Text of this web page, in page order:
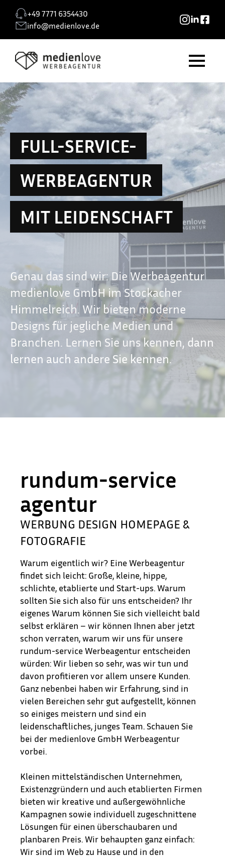
+49 7771 6354430
info@medienlove.de
FULL-SERVICE-
WERBEAGENTUR
MIT LEIDENSCHAFT
Genau das sind wir: Die Werbeagentur
medienlove GmbH im Stockacher
Himmelreich. Wir bieten moderne
Designs für jegliche Medien und
Branchen. Lernen Sie uns kennen, dann
lernen auch andere Sie kennen.
rundum-service
agentur
WERBUNG DESIGN HOMEPAGE &
FOTOGRAFIE
Warum eigentlich wir? Eine Werbeagentur
findet sich leicht: Große, kleine, hippe,
schlichte, etablierte und Start-ups. Warum
sollten Sie sich also für uns entscheiden? Ihr
eigenes Warum können Sie sich vielleicht bald
selbst erklären – wir können Ihnen aber jetzt
schon verraten, warum wir uns für unsere
rundum-service Werbeagentur entscheiden
würden: Wir lieben so sehr, was wir tun und
davon profitieren vor allem unsere Kunden.
Ganz nebenbei haben wir Erfahrung, sind in
vielen Bereichen sehr gut aufgestellt, können
so einiges meistern und sind ein
leidenschaftliches, junges Team. Schauen Sie
bei der medienlove GmbH Werbeagentur
vorbei.
Kleinen mittelständischen Unternehmen,
Existenzgründern und auch etablierten Firmen
bieten wir kreative und außergewöhnliche
Kampagnen sowie individuell zugeschnittene
Lösungen für einen überschaubaren und
planbaren Preis. Wir behaupten ganz einfach:
Wir sind im Web zu Hause und in den